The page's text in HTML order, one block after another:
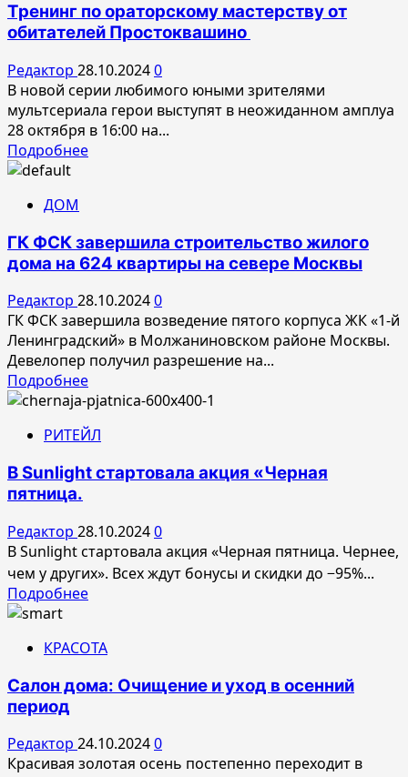
385
млн
в
создание
общественной
зоны
в
Тренинг по ораторскому мастерству от
обитателей Простоквашино
Редактор 28.10.20240
В новой серии любимого юными зрителями
мультсериала герои выступят в неожиданном амплуа
28 октября в 16:00 на...
ПодробнееПрочитать
ораторскому
мастерству
обитателей
Простоквашино
ДОМ
ГК ФСК завершила строительство жилого
дома на 624 квартиры на севере Москвы
Редактор 28.10.20240
ГК ФСК завершила возведение пятого корпуса ЖК «1-й
Ленинградский» в Молжаниновском районе Москвы.
Девелопер получил разрешение на...
ПодробнееПрочитать
больше
ГК
завершила
дома
на
624
квартиры
севере
Москвы
РИТЕЙЛ
В Sunlight стартовала акция «Черная
пятница.
Редактор 28.10.20240
В Sunlight стартовала акция «Черная пятница. Чернее,
чем у других». Всех ждут бонусы и скидки до −95%...
ПодробнееПрочитать
В
стартовала
пятница.
КРАСОТА
Салон дома: Очищение и уход в осенний
период
Редактор 24.10.20240
Красивая золотая осень постепенно переходит в